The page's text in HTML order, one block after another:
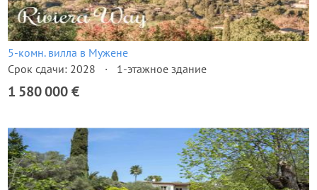
5-комн. вилла в Мужене
Срок сдачи: 2028
1-этажное здание
1 580 000 €